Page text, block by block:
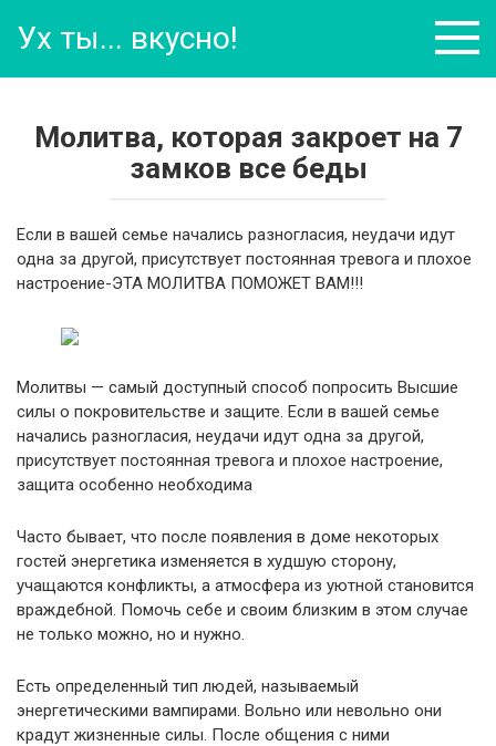
Ух ты... вкусно!
Молитва, которая закроет на 7
замков все беды
Если в вашей семье начались разногласия, неудачи идут
одна за другой, присутствует постоянная тревога и плохое
настроение-ЭТА МОЛИТВА ПОМОЖЕТ ВАМ!!!
Молитвы — самый доступный способ попросить Высшие
силы о покровительстве и защите. Если в вашей семье
начались разногласия, неудачи идут одна за другой,
присутствует постоянная тревога и плохое настроение,
защита особенно необходима
Часто бывает, что после появления в доме некоторых
гостей энергетика изменяется в худшую сторону,
учащаются конфликты, а атмосфера из уютной становится
враждебной. Помочь себе и своим близким в этом случае
не только можно, но и нужно.
Есть определенный тип людей, называемый
энергетическими вампирами. Вольно или невольно они
крадут жизненные силы. После общения с ними